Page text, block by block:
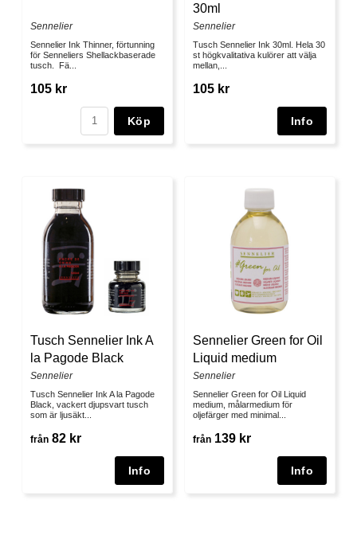
Sennelier
Sennelier Ink Thinner, förtunning
för Senneliers Shellackbaserade
tusch. Fä...
105 kr
Köp
30ml
Sennelier
Tusch Sennelier Ink 30ml. Hela 30
st högkvalitativa kulörer att välja
mellan,...
105 kr
Tusch Sennelier Ink A
la Pagode Black
Sennelier
Tusch Sennelier Ink A la Pagode
Black, vackert djupsvart tusch
som är ljusäkt...
från 82 kr
Sennelier Green for Oil
Liquid medium
Sennelier
Sennelier Green for Oil Liquid
medium, målarmedium för
oljefärger med minimal...
från 139 kr